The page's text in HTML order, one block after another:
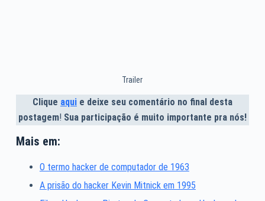
Trailer
Clique aquie deixe seu comentário no final desta
postagem! Sua participação é muito importante pra nós!
Mais em:
O termo hacker de computador de 1963
A prisão do hacker Kevin Mitnick em 1995